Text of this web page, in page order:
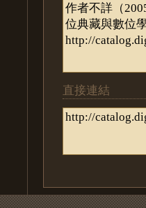
直接連結